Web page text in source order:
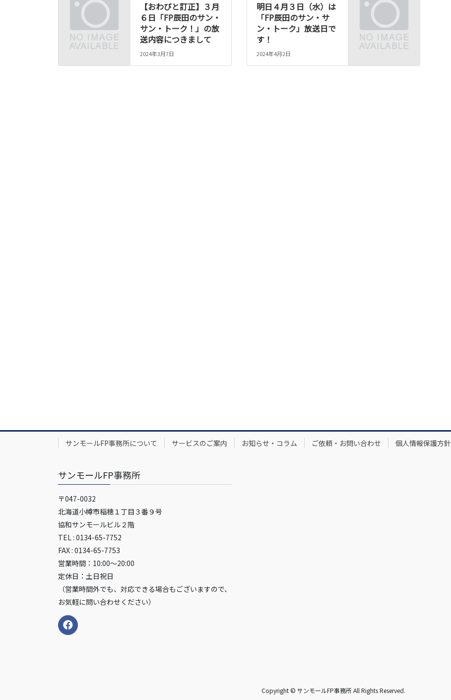
【おわびと訂正】３月
６日「FP辰田のサン・
サン・トーク！」の放
送内容につきまして
2024年3月7日
明日４月３日（水）は
「FP辰田のサン・サ
ン・トーク」放送日で
す！
2024年4月2日
サンモールFP事務所について サービスのご案内 お知らせ・コラム ご依頼・お問い合わせ 個人情報保護方針
サンモールFP事務所
〒047-0032
北海道小樽市稲穂１丁目３番９号
協和サンモールビル２階
TEL : 0134-65-7752
FAX : 0134-65-7753
営業時間：10:00～20:00
定休日：土日祝日
（営業時間外でも、対応できる場合もございますので、
お気軽に問い合わせください）
Copyright © サンモールFP事務所 All Rights Reserved.